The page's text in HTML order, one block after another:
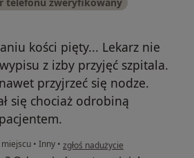
kości pięty... Lekarz nie
z izby przyjęć szpitala.
przyjrzeć się nodze.
się chociaż odrobiną
• Inny • w opinii użytkownika Pacjent
zgłoś nadużycie